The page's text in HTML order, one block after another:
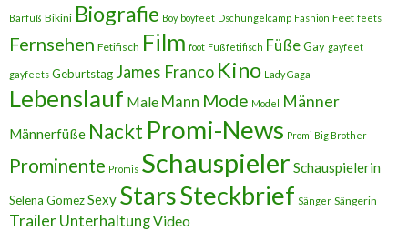
Barfuß Bikini Biografie Boy boyfeet Dschungelcamp Fashion Feet feets
Fernsehen Fetifisch Film foot Fußfetifisch FüßeGay gayfeet
gayfeets Geburtstag James Franco Kino Lady Gaga
Lebenslauf Male Mann Mode Model Männer
Männerfüße Nackt Promi-News Promi Big Brother
Prominente Promis Schauspieler Schauspielerin
Selena GomezSexy StarsSteckbrief Sänger Sängerin
Trailer UnterhaltungVideo